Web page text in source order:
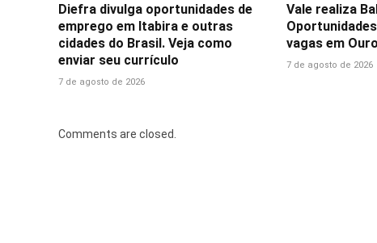
Diefra divulga oportunidades de
emprego em Itabira e outras
cidades do Brasil. Veja como
enviar seu currículo
7 de agosto de 2026
Vale realiza
vagas em
7 de agosto de 2026
Comments are closed.